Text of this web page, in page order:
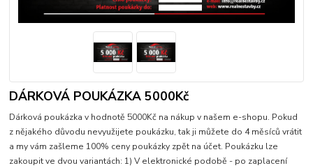
DÁRKOVÁ POUKÁZKA 5000Kč
Dárková poukázka v hodnotě 5000Kč na nákup v našem e-shopu. Pokud
z nějakého důvodu nevyužijete poukázku, tak ji můžete do 4 měsíců vrátit
a my vám zašleme 100% ceny poukázky zpět na účet. Poukázku lze
zakoupit ve dvou variantách: 1) V elektronické podobě - po zaplacení